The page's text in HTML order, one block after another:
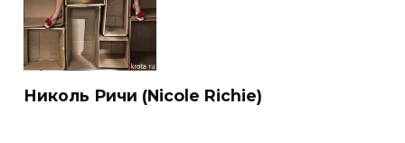
Николь Ричи (Nicole Richie)